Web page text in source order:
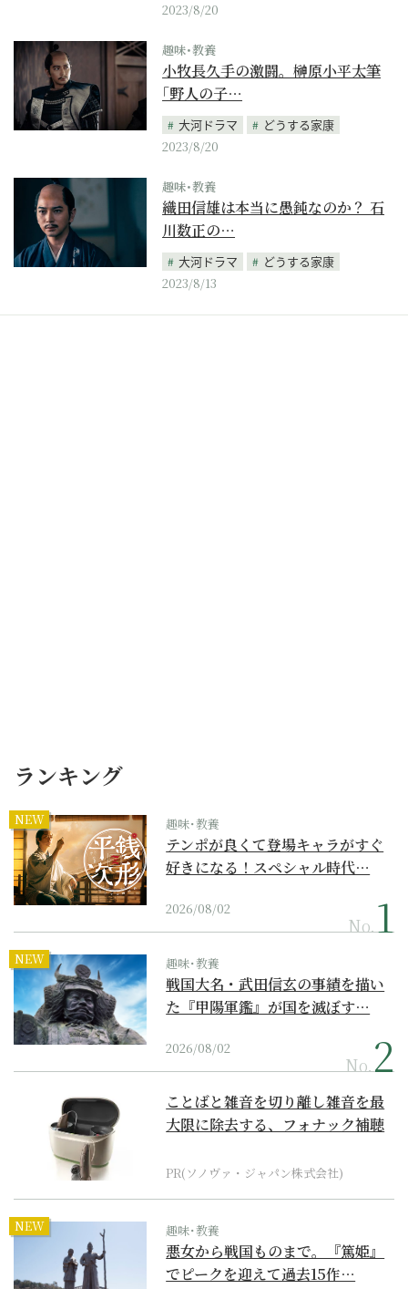
2023/8/20
趣味･教養
小牧長久手の激闘。榊原小平太筆
｢野人の子…
大河ドラマ
どうする家康
2023/8/20
趣味･教養
織田信雄は本当に愚鈍なのか？ 石
川数正の…
大河ドラマ
どうする家康
2023/8/13
ランキング
NEW 趣味･教養
テンポが良くて登場キャラがすぐ
好きになる！スペシャル時代…
2026/08/02
No.
NEW 趣味･教養
戦国大名・武田信玄の事績を描い
た『甲陽軍鑑』が国を滅ぼす…
2026/08/02
No.
ことばと雑音を切り離し雑音を最
大限に除去する、フォナック補聴
PR(ソノヴァ・ジャパン株式会社)
NEW 趣味･教養
悪女から戦国ものまで。『篤姫』
でピークを迎えて過去15作…